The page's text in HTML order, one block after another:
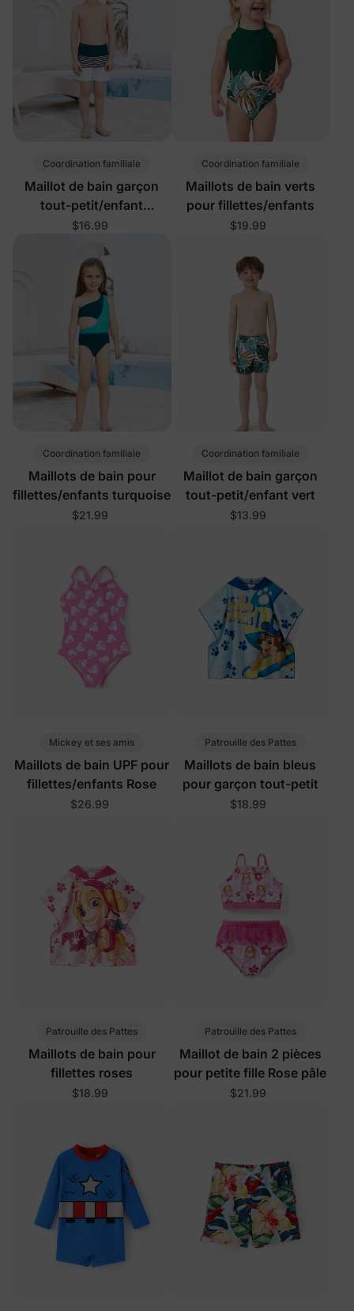
Coordination familiale
Maillot de bain garçon
tout-petit/enfant
turquoise
$16.99
Coordination familiale
Maillots de bain verts
pour fillettes/enfants
$19.99
Coordination familiale
Maillots de bain pour
fillettes/enfants turquoise
$21.99
Coordination familiale
Maillot de bain garçon
tout-petit/enfant vert
$13.99
Mickey et ses amis
Maillots de bain UPF pour
fillettes/enfants Rose
$26.99
Patrouille des Pattes
Maillots de bain bleus
pour garçon tout-petit
$18.99
Patrouille des Pattes
Maillots de bain pour
fillettes roses
$18.99
Patrouille des Pattes
Maillot de bain 2 pièces
pour petite fille Rose pâle
$21.99